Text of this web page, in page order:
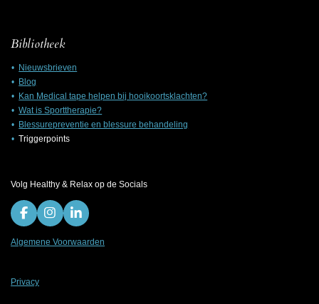
Bibliotheek
Nieuwsbrieven
Blog
Kan Medical tape helpen bij hooikoortsklachten?
Wat is Sporttherapie?
Blessurepreventie en blessure behandeling
Triggerpoints
Volg Healthy & Relax op de Socials
F
a
c
o
I
n
s
L
i
n
Algemene Voorwaarden
Privacy